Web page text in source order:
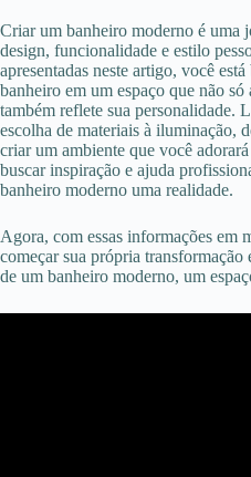
Criar um banheiro moderno é uma
design, funcionalidade e estilo
apresentadas neste artigo, você
banheiro em um espaço que não só
também reflete sua personalidade.
escolha de materiais à iluminação,
criar um ambiente que você
buscar inspiração e ajuda
banheiro moderno uma realidade.
Agora, com essas informações em
começar sua própria
de um banheiro moderno, um